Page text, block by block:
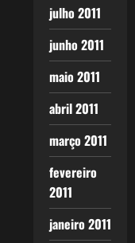
julho 2011
junho 2011
maio 2011
abril 2011
março 2011
fevereiro
2011
janeiro 2011